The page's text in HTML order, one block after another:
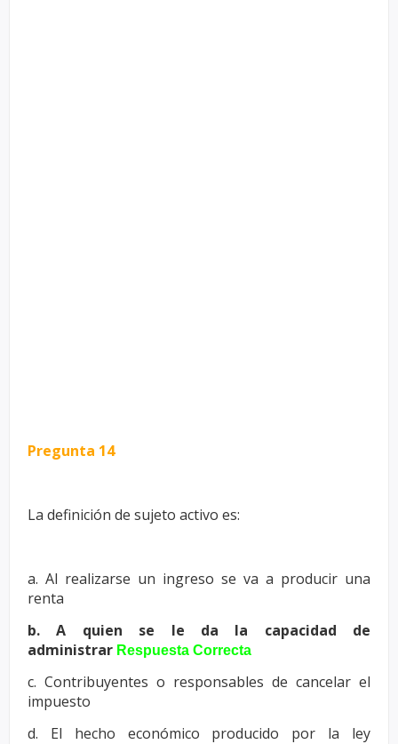
Pregunta 14
La definición de sujeto activo es:
a. Al realizarse un ingreso se va a producir una
renta
b. A quien se le da la capacidad de
administrar Respuesta Correcta
c. Contribuyentes o responsables de cancelar el
impuesto
d. El hecho económico producido por la ley